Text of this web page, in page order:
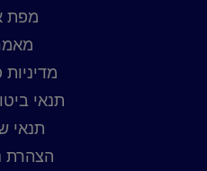
מפת
תנאי
תנאי
הצהרת